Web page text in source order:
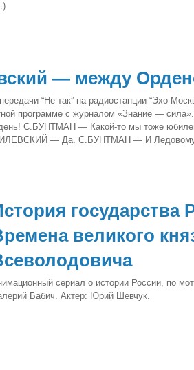
— между
“Не так” на радиостанции “Эхо
программе с журналом «Знание —
С.БУНТМАН — Какой-то мы тоже
— Да. С.БУНТМАН — И Ледовому
государства
великого
сериал о истории России, по
Бабич. Актер: Юрий Шевчук.